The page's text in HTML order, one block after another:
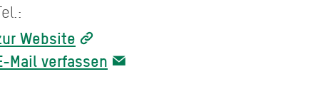
Website
Mail verfassen